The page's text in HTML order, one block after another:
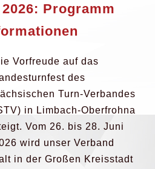
Programm
Vorfreude auf das
des
Turn-Verbandes
in Limbach-Oberfrohna
Vom 26. bis 28. Juni
wird unser Verband
in der Großen Kreisstadt